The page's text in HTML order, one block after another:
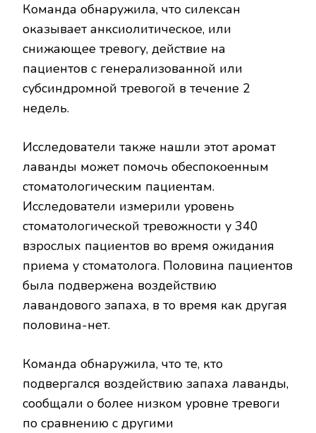
Команда обнаружила, что силексан
оказывает анксиолитическое, или
снижающее тревогу, действие на
пациентов с генерализованной или
субсиндромной тревогой в течение 2
недель.
Исследователи также нашли этот аромат
лаванды может помочь обеспокоенным
стоматологическим пациентам.
Исследователи измерили уровень
стоматологической тревожности у 340
взрослых пациентов во время ожидания
приема у стоматолога. Половина пациентов
была подвержена воздействию
лавандового запаха, в то время как другая
половина-нет.
Команда обнаружила, что те, кто
подвергался воздействию запаха лаванды,
сообщали о более низком уровне тревоги
по сравнению с другими